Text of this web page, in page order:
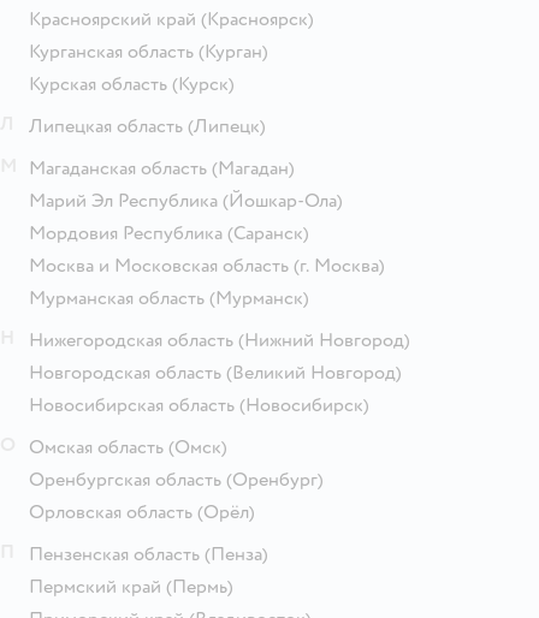
Красноярский край (Красноярск)
Курганская область (Курган)
Курская область (Курск)
Липецкая область (Липецк)
Магаданская область (Магадан)
Марий Эл Республика (Йошкар-Ола)
Мордовия Республика (Саранск)
Москва и Московская область (г. Москва)
Мурманская область (Мурманск)
Нижегородская область (Нижний Новгород)
Новгородская область (Великий Новгород)
Новосибирская область (Новосибирск)
Омская область (Омск)
Оренбургская область (Оренбург)
Орловская область (Орёл)
Пензенская область (Пенза)
Пермский край (Пермь)